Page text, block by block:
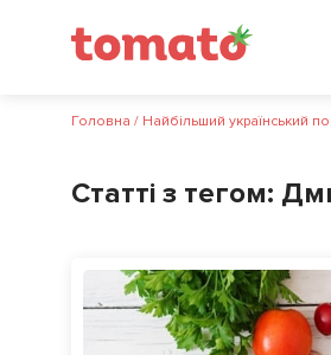
Головна / Найбільший український
Статті з тегом: